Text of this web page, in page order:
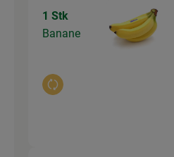
1 Stk
Banane
Auswahl ändern